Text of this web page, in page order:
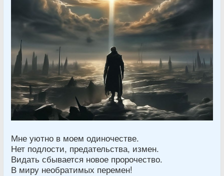
Мне уютно в моем одиночестве.
Нет подлости, предательства, измен.
Видать сбывается новое пророчество.
В миру необратимых перемен!